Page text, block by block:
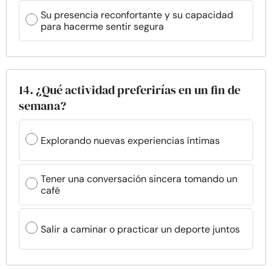
Su presencia reconfortante y su capacidad
para hacerme sentir segura
14. ¿Qué actividad preferirías en un fin de
semana?
Explorando nuevas experiencias íntimas
Tener una conversación sincera tomando un
café
Salir a caminar o practicar un deporte juntos